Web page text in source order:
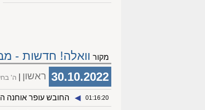
מקור וואלה! חדשות -
30.10.2022 ראשון ה'
01:16:20
◀︎ החובש עופר אוחנה